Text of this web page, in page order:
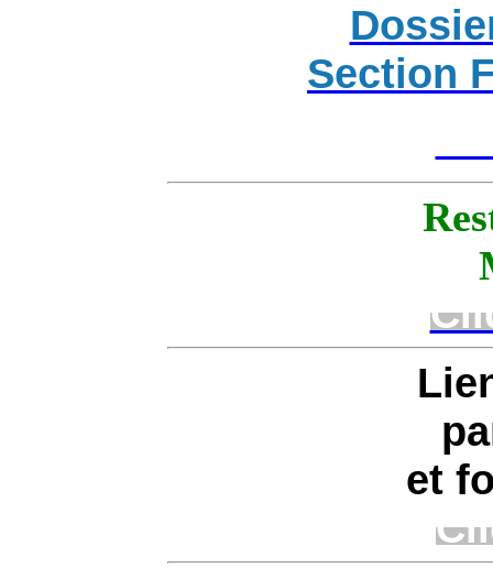
Section
et